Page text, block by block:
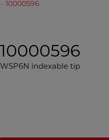
10000596
10000596
WSP6N indexable tip